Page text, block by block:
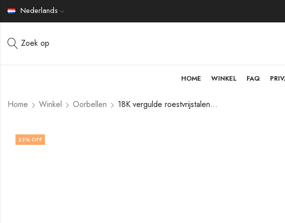
Nederlands
Zoek op
HOME WINKEL FAQ
Home Winkel Oorbellen 18K vergulde roestvrijstalen hart oorbellen van V&F Jewelers
33% OFF